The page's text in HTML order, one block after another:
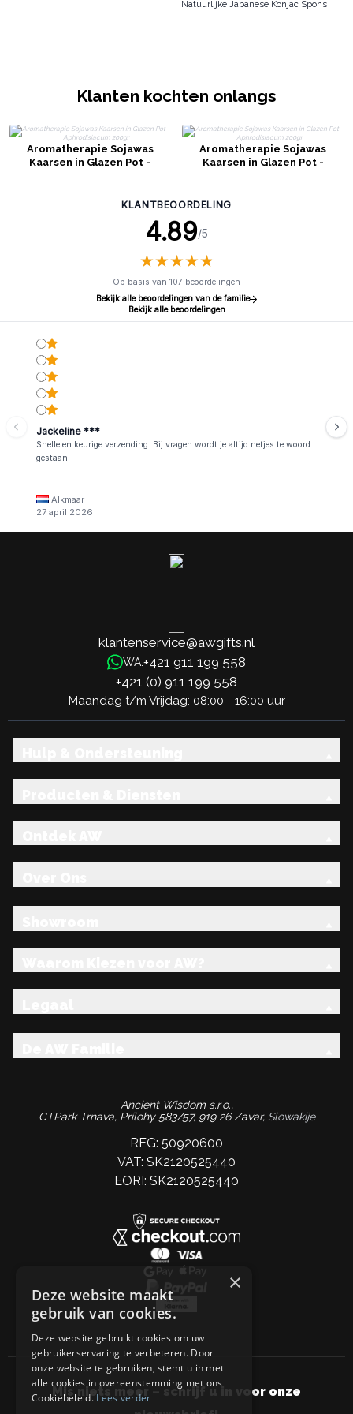
Natuurlijke Japanese Konjac Spons
Klanten kochten onlangs
Aromatherapie Sojawas
Kaarsen in Glazen Pot -
Aromatherapie Sojawas
Kaarsen in Glazen Pot -
KLANTBEOORDELING
4.89/5
★★★★★
★★★★★
Op basis van 107 beoordelingen
Bekijk alle beoordelingen van de familie
Bekijk alle beoordelingen
Jackeline ***
Snelle en keurige verzending. Bij vragen wordt je altijd netjes te woord
gestaan
Alkmaar
27 april 2026
klantenservice@awgifts.nl
WA:+421 911 199 558
+421 (0) 911 199 558
Maandag t/m Vrijdag: 08:00 - 16:00 uur
Ancient Wisdom s.r.o.,
CTPark Trnava, Prílohy 583/57, 919 26 Zavar, Slowakije
REG: 50920600
VAT: SK2120525440
EORI: SK2120525440
Mis niets meer – schrijf u in voor onze
×
Deze website maakt
gebruik van cookies.
Deze website gebruikt cookies om uw
gebruikerservaring te verbeteren. Door
onze website te gebruiken, stemt u in met
alle cookies in overeenstemming met ons
Cookiebeleid.Lees verder